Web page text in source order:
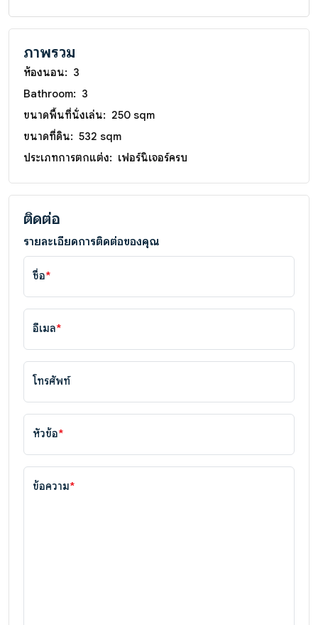
ภาพรวม
ห้องนอน: 3
Bathroom: 3
ขนาดพื้นที่นั่งเล่น: 250 sqm
ขนาดที่ดิน: 532 sqm
ประเภทการตกแต่ง: เฟอร์นิเจอร์ครบ
ติดต่อ
รายละเอียดการติดต่อของคุณ
ชื่อ*
อีเมล*
โทรศัพท์
หัวข้อ*
ข้อความ*